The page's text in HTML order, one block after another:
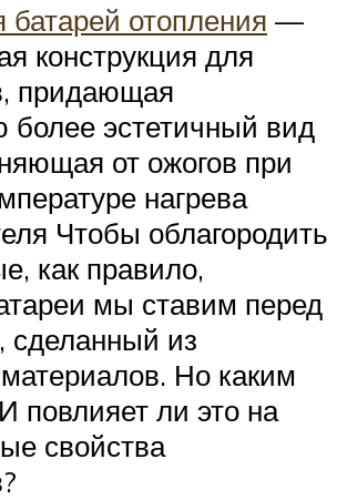
батарей отопления —
конструкция для
придающая
эстетичный вид
от ожогов при
нагрева
Чтобы облагородить
как правило,
мы ставим перед
сделанный из
Но каким
повлияет ли это на
свойства